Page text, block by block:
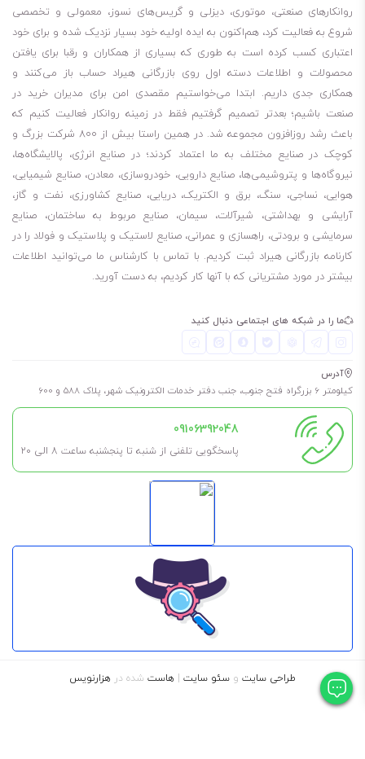
این روغن صنعتی مقومت بالایی در برابر خوردگی و زنگ زدگی دارد.
این محصول برای دمای منفی ۹ درجه سانتی گراد تا مثبت ۱۸۳ درجه سانتی
خاصیت ضد سایش نیز دارد.
افزایش عمر سوزن و سینک
کاهش زمان تعمیر و تمیز کردن
غیر خورنده
روانکارهای صنعتی، موتوری، دیزلی و گریس‌های نسوز، معمولی و تخصصی
شروع به فعالیت کرد، هم‌اکنون به ایده اولیه خود بسیار نزدیک شده و برای خود
اعتباری کسب کرده است به طوری که بسیاری از همکاران و رقبا برای یافتن
محصولات و اطلاعات دسته اول روی بازرگانی هیراد حساب باز می‌کنند و
همکاری جدی داریم. ابتدا می‌خواستیم مقصدی امن برای مدیران خرید در
صنعت باشیم؛ بعدتر تصمیم گرفتیم فقط در زمینه روانکار فعالیت کنیم که
باعث رشد روزافزون مجموعه شد. در همین راستا بیش از 800 شرکت بزرگ و
کوچک در صنایع مختلف به ما اعتماد کردند؛ در صنایع انرژی، پالایشگاه‌ها،
نیروگاه‌ها و پتروشیمی‌ها، صنایع دارویی، خودروسازی، معادن، صنایع شیمیایی،
هوایی، نساجی، سنگ، برق و الکتریک، دریایی، صنایع کشاورزی، نفت و گاز،
آرایشی و بهداشتی، شیرآلات، سیمان، صنایع مربوط به ساختمان، صنایع
سرمایشی و برودتی، راهسازی و عمرانی، صنایع لاستیک و پلاستیک و فولاد را در
کارنامه بازرگانی هیراد ثبت کردیم. با تماس با کارشناس ما می‌توانید اطلاعات
بیشتر در مورد مشتریانی که با آنها کار کردیم، به دست آورید.
ما را در شبکه های اجتماعی دنبال کنید
آدرس
کیلومتر 6 بزرگراه فتح جنوب، جنب دفتر خدمات الکترونیک شهر، پلاک 588 و 600
09106392048
پاسخگویی تلفنی از شنبه تا پنجشنبه ساعت 8 الی ۲۰
طراحی سایت و سئو سایت | هاست شده در هزارنویس